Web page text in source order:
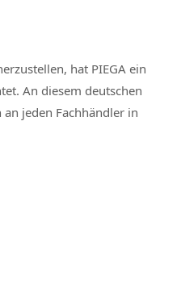
hat PIEGA ein
An diesem deutschen
jeden Fachhändler in